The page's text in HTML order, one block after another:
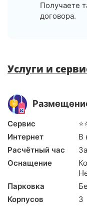
Получаете
договора.
Услуги и
Сервис
Интернет
В
Расчётный час
Оснащение
Парковка
Корпусов
3